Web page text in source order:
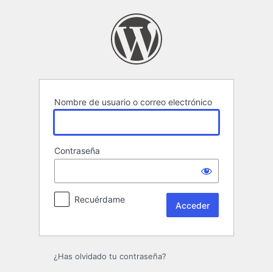
Nombre de usuario o correo electrónico
Contraseña
Recuérdame
¿Has olvidado tu contraseña?